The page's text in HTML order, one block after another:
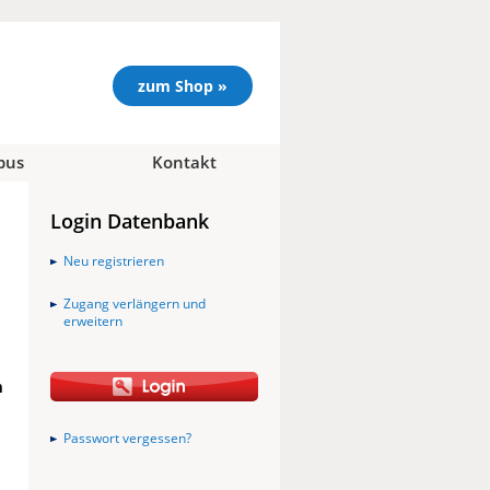
zum Shop »
Kontakt
Login Datenbank
Neu registrieren
Zugang verlängern und
erweitern
Passwort vergessen?